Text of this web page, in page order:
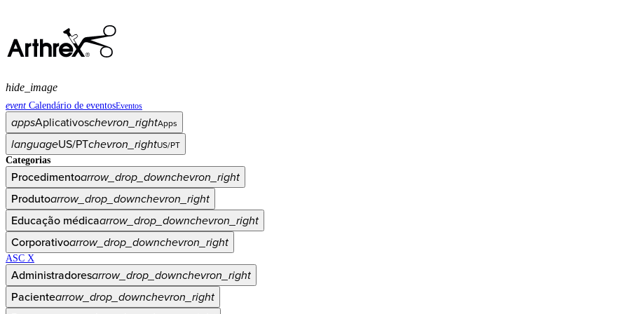
event Calendário de eventosEventos
appsAplicativoschevron_rightApps
languageUS/PTchevron_rightUS/PT
Categorias
Procedimentoarrow_drop_downchevron_right
Produtoarrow_drop_downchevron_right
Educação médicaarrow_drop_downchevron_right
Corporativoarrow_drop_downchevron_right
ASC X
Administradoresarrow_drop_downchevron_right
Pacientearrow_drop_downchevron_right
hide_image